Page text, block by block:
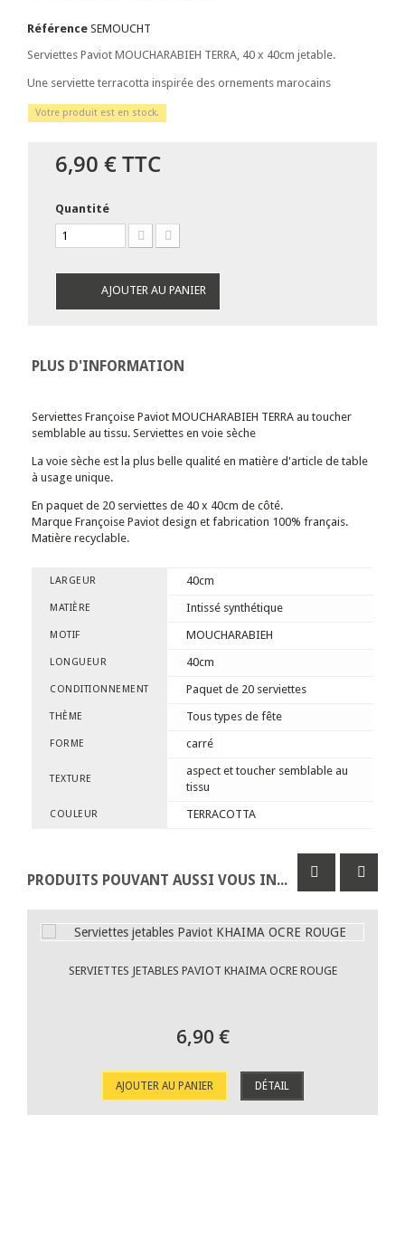
Référence SEMOUCHT
Serviettes Paviot MOUCHARABIEH TERRA, 40 x 40cm jetable.
Une serviette terracotta inspirée des ornements marocains
Votre produit est en stock.
6,90 €TTC
Quantité
AJOUTER AU PANIER
PLUS D'INFORMATION
Serviettes Françoise Paviot MOUCHARABIEH TERRA au toucher
semblable au tissu. Serviettes en voie sèche
La voie sèche est la plus belle qualité en matière d'article de table
à usage unique.
En paquet de 20 serviettes de 40 x 40cm de côté.
Marque Françoise Paviot design et fabrication 100% français.
Matière recyclable.
LARGEUR 40cm
MATIÈRE Intissé synthétique
MOTIF MOUCHARABIEH
LONGUEUR 40cm
CONDITIONNEMENT Paquet de 20 serviettes
THÈME Tous types de fête
FORME carré
TEXTURE
aspect et toucher semblable au
tissu
COULEUR TERRACOTTA
PRODUITS POUVANT AUSSI VOUS INTÉRESSER
SERVIETTES JETABLES PAVIOT KHAIMA OCRE ROUGE
6,90 €
AJOUTER AU PANIER DÉTAIL